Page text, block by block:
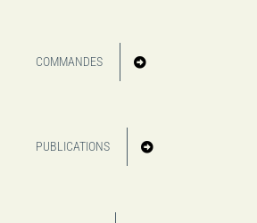
COMMANDES
PUBLICATIONS